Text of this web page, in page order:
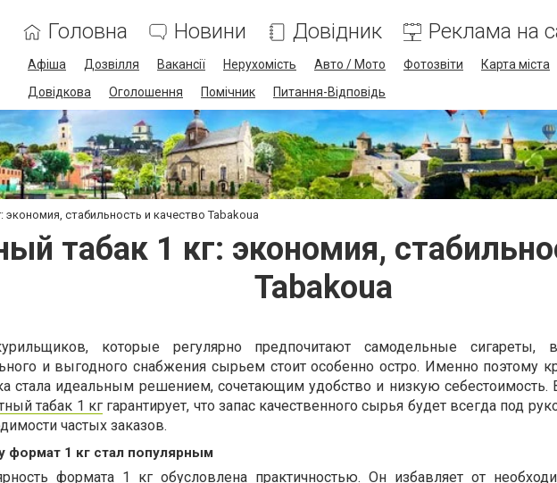
Головна Новини Довідник Реклама на
Афіша Дозвілля Вакансії Нерухомість Авто / Мото Фотозвіти Карта міста
Довідкова
Оголошення Помічник Питання-Відповідь
экономия, стабильность и качество Tabakoua
табак 1 кг: экономия,
Tabakoua
которые регулярно предпочитают самодельные сигареты,
и выгодного снабжения сырьем стоит особенно остро. Именно поэтому
стала идеальным решением, сочетающим удобство и низкую себестоимость.
табак 1 кггарантирует, что запас качественного сырья будет всегда под
частых заказов.
формат 1 кг стал популярным
формата 1 кг обусловлена практичностью. Он избавляет от